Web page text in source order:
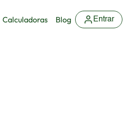
Calculadoras Blog Entrar